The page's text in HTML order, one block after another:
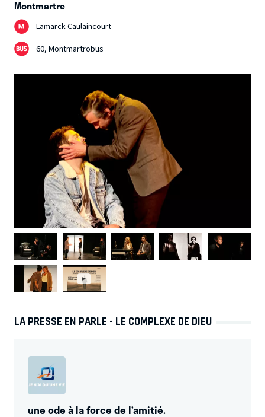
Montmartre
Lamarck-Caulaincourt
60, Montmartrobus
LA PRESSE EN PARLE - LE COMPLEXE DE DIEU
une ode à la force de l’amitié.